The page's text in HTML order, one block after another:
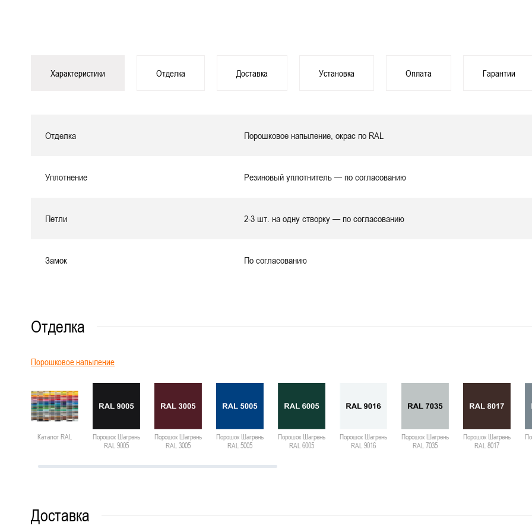
Характеристики Отделка Доставка Установка Оплата Гарантии
Отделка Порошковое напыление, окрас по RAL
Уплотнение Резиновый уплотнитель — по согласованию
Петли 2-3 шт. на одну створку — по согласованию
Замок По согласованию
Отделка
Порошковое напыление
Каталог RAL
Порошок Шагрень
RAL 9005
Порошок Шагрень
RAL 3005
Порошок Шагрень
RAL 5005
Порошок Шагрень
RAL 6005
Порошок Шагрень
RAL 9016
Порошок Шагрень
RAL 7035
Порошок Шагрень
RAL 8017
Доставка